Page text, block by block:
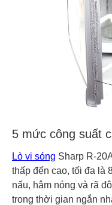
5 mức công suất
Lò vi sóng Sharp R-
thấp đến cao, tối đa là
nấu, hâm nóng và rã
trong thời gian ngắn